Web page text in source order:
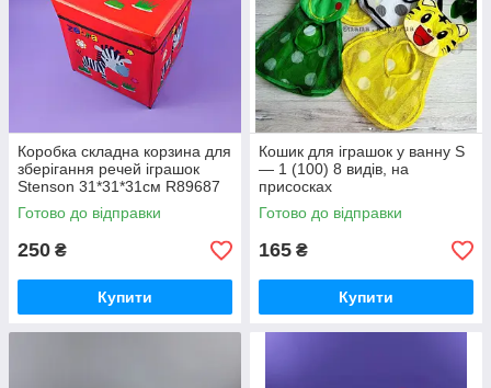
Коробка складна корзина для
зберігання речей іграшок
Stenson 31*31*31см R89687
червона
Готово до відправки
250 ₴
Купити
Кошик для іграшок у ванну S
— 1 (100) 8 видів, на
присосках
Готово до відправки
165 ₴
Купити